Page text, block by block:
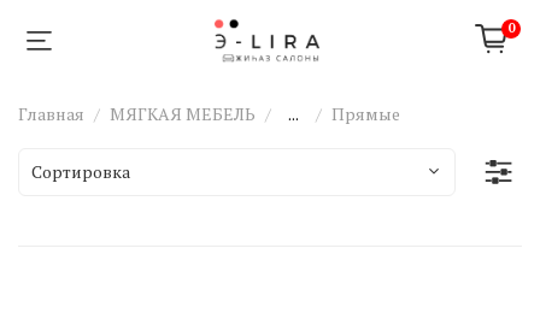
0
Главная МЯГКАЯ МЕБЕЛЬ ... Прямые